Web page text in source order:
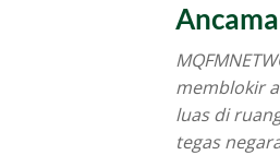
memblokir
luas di
tegas